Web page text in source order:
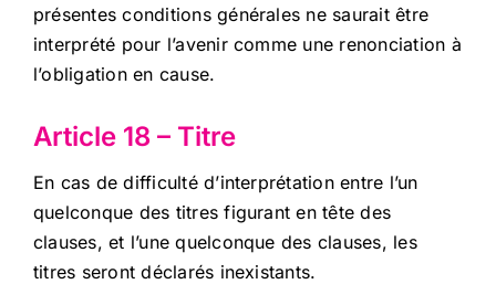
présentes conditions générales ne saurait être
interprété pour l’avenir comme une renonciation à
l’obligation en cause.
Article 18 – Titre
En cas de difficulté d’interprétation entre l’un
quelconque des titres figurant en tête des
clauses, et l’une quelconque des clauses, les
titres seront déclarés inexistants.